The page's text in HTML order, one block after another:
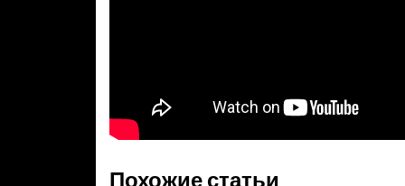
Похожие статьи